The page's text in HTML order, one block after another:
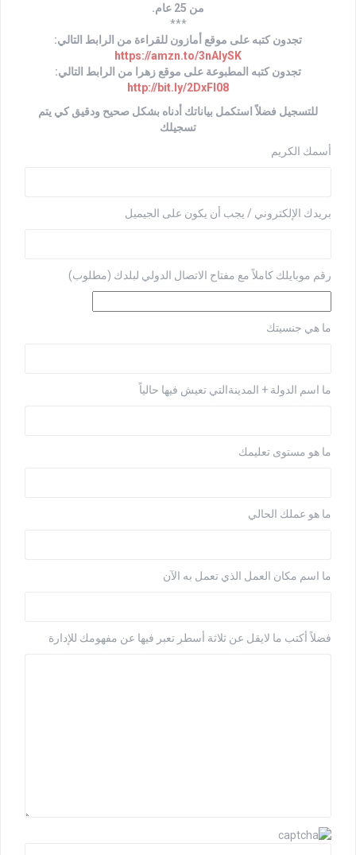
من 25 عام.
***
تجدون كتبه على موقع أمازون للقراءة من الرابط التالي:
https://amzn.to/3nAlySK
تجدون كتبه المطبوعة على موقع زهرا من الرابط التالي:
http://bit.ly/2DxFl08
للتسجيل فضلاً استكمل بياناتك أدناه بشكل صحيح ودقيق كي يتم
تسجيلك
أسمك الكريم
بريدك الإلكتروني / يجب أن يكون على الجيميل
رقم موبايلك كاملاً مع مفتاح الاتصال الدولي لبلدك (مطلوب)
ما هي جنسيتك
ما اسم الدولة + المدينةالتي تعيش فيها حالياً
ما هو مستوى تعليمك
ما هو عملك الحالي
ما اسم مكان العمل الذي تعمل به الآن
فضلاً أكتب ما لايقل عن ثلاثة أسطر تعبر فيها عن مفهومك للإدارة